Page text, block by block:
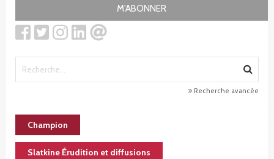
M'ABONNER
Recherche avancée
Champion
Slatkine Érudition et diffusions